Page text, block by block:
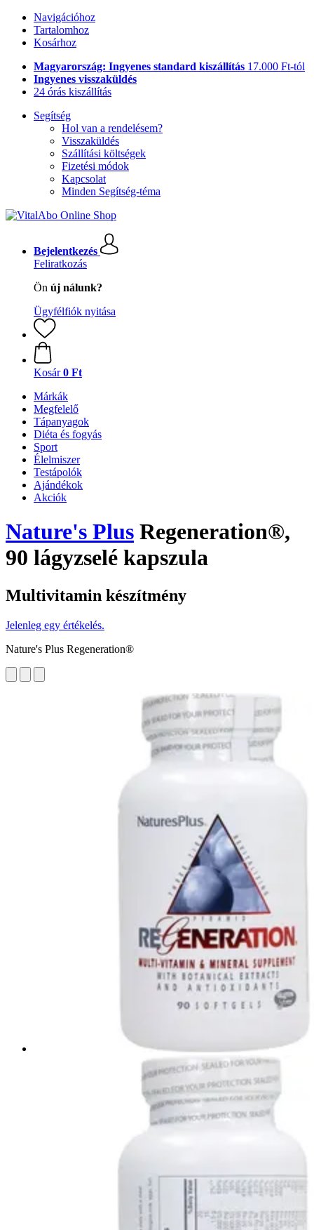
Navigációhoz
Tartalomhoz
Kosárhoz
Magyarország: Ingyenes standard kiszállítás 17.000 Ft-tól
Ingyenes visszaküldés
24 órás kiszállítás
Segítség
Hol van a rendelésem?
Visszaküldés
Szállítási költségek
Fizetési módok
Kapcsolat
Minden Segítség-téma
Bejelentkezés
Feliratkozás
Ön új nálunk?
Ügyfélfiók nyitása
Kosár 0 Ft
Márkák
Megfelelő
Tápanyagok
Diéta és fogyás
Sport
Élelmiszer
Testápolók
Ajándékok
Akciók
Nature's Plus Regeneration®,
90 lágyzselé kapszula
Multivitamin készítmény
Jelenleg egy értékelés.
Nature's Plus Regeneration®